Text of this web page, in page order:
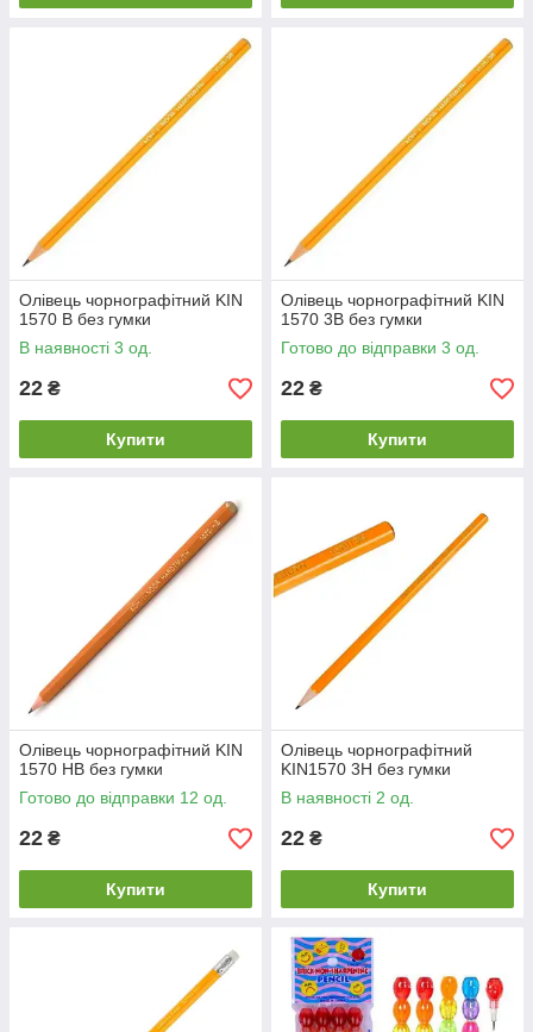
Олівець чорнографітний KIN
1570 В без гумки
В наявності 3 од.
22 ₴
Купити
Олівець чорнографітний KIN
1570 3В без гумки
Готово до відправки 3 од.
22 ₴
Купити
Олівець чорнографітний KIN
1570 НВ без гумки
Готово до відправки 12 од.
22 ₴
Купити
Олівець чорнографітний
KIN1570 3Н без гумки
В наявності 2 од.
22 ₴
Купити